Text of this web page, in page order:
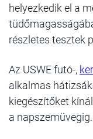
helyezkedik el a
részletes tesztek
Az USWE futó-,
alkalmas
kiegészítőket
a napszemüvegig.